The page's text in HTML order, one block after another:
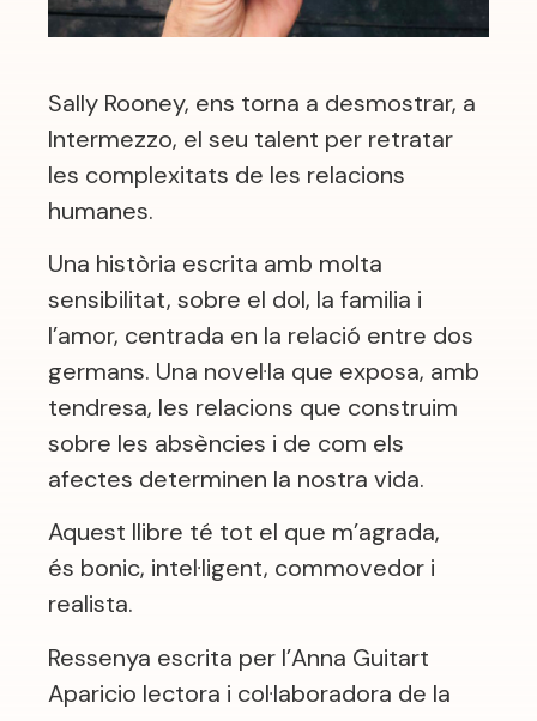
Sally Rooney, ens torna a desmostrar, a
Intermezzo, el seu talent per retratar
les complexitats de les relacions
humanes.
Una història escrita amb molta
sensibilitat, sobre el dol, la familia i
l’amor, centrada en la relació entre dos
germans. Una novel·la que exposa, amb
tendresa, les relacions que construim
sobre les absències i de com els
afectes determinen la nostra vida.
Aquest llibre té tot el que m’agrada,
és bonic, intel·ligent, commovedor i
realista.
Ressenya escrita per l’Anna Guitart
Aparicio lectora i col·laboradora de la